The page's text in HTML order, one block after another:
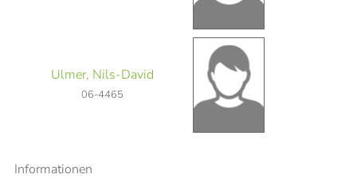
Ulmer, Nils-David
06-4465
Informationen